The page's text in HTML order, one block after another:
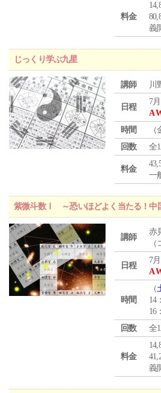
料金
義
じっくり学ぶ九星
講師 川
日程
7
A
時間
（
回数
全
料金
一
紫微斗数Ⅰ ～恐いほどよく当たる！中
講師
赤
（
日程
7
A
時間
（
14
16
回数
全
料金
義